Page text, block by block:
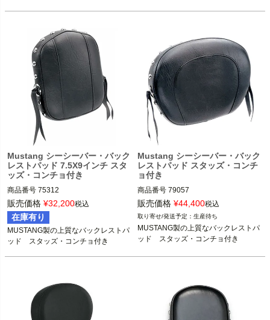
Mustang シーシーバー・バック
レストパッド 7.5X9インチ スタ
ッズ・コンチョ付き
商品番号 75312
スクエアタイプシーシーバー装着車
Mustang（マスタング）
販売価格 ¥32,200税込
在庫有り
MUSTANG製の上質なバックレストパ
ッド　スタッズ・コンチョ付き
Mustang シーシーバー・バック
レストパッド スタッズ・コンチ
ョ付き
商品番号 79057
2BC:489138
3OT:0807-0009
M型番： 79057
スクエアタイプシーシーバー装着車
販売価格 ¥44,400税込
生産待ち
MUSTANG製の上質なバックレストパ
ッド　スタッズ・コンチョ付き